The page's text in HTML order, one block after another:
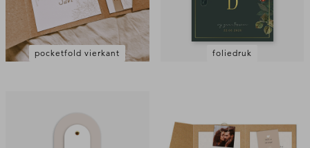
pocketfold vierkant foliedruk